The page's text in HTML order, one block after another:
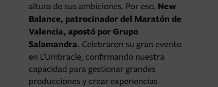
altura de sus ambiciones. Por eso, New
Balance, patrocinador del Maratón de
Valencia, apostó por Grupo
Salamandra. Celebraron su gran evento
en L’Umbracle, confirmando nuestra
capacidad para gestionar grandes
producciones y crear experiencias